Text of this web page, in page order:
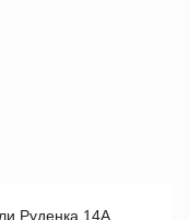
Руденка 14А